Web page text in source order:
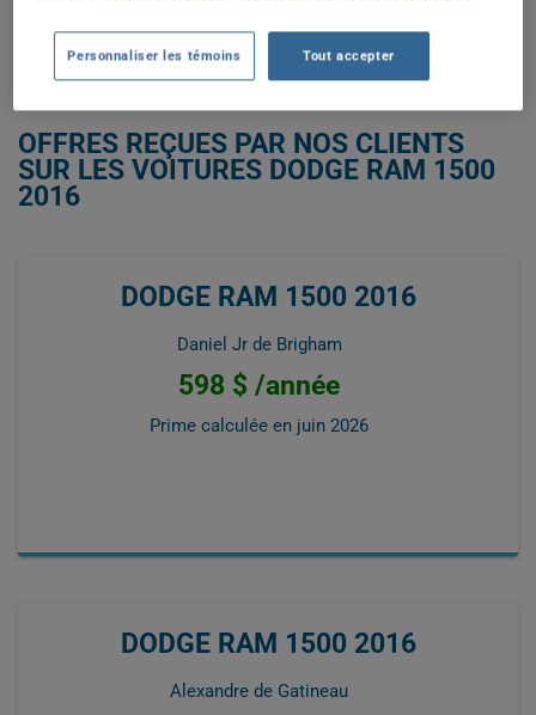
1500 2016
OFFRES REÇUES PAR NOS CLIENTS
SUR LES VOITURES DODGE RAM 1500
2016
DODGE RAM 1500 2016
Daniel Jr de Brigham
598 $ /année
Prime calculée en juin 2026
DODGE RAM 1500 2016
Alexandre de Gatineau
Personnaliser les témoins Tout accepter